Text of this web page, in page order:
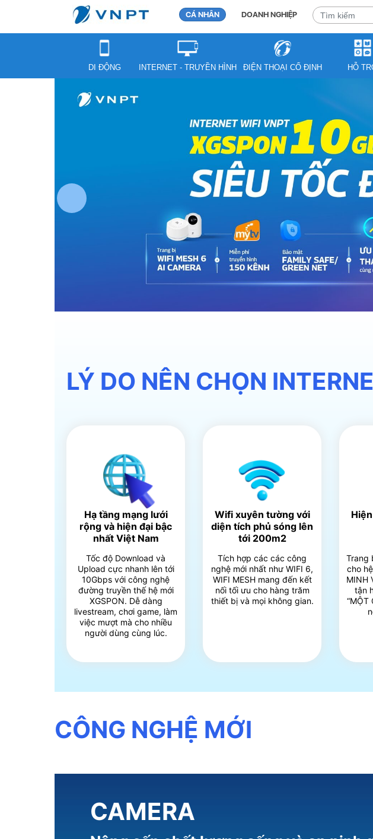
CÁ NHÂN DOANH NGHIỆP
DI ĐỘNG INTERNET - TRUYỀN HÌNH ĐIỆN THOẠI CỐ ĐỊNH HỖ
LÝ DO NÊN CHỌN
Hạ tầng mạng lưới
rộng và hiện đại bậc
nhất Việt Nam
Tốc độ Download và
Upload cực nhanh lên tới
10Gbps với công nghệ
đường truyền thế hệ mới
XGSPON. Dễ dàng
livestream, chơi game, làm
việc mượt mà cho nhiều
người dùng cùng lúc.
Wifi xuyên tường với
diện tích phủ sóng lên
tới 200m2
Tích hợp các các công
nghệ mới nhất như WIFI 6,
WIFI MESH mang đến kết
nối tối ưu cho hàng trăm
thiết bị và mọi không gian.
Trang
cho
MINH
tận
“MỘT
CÔNG NGHỆ MỚI
CAMERA